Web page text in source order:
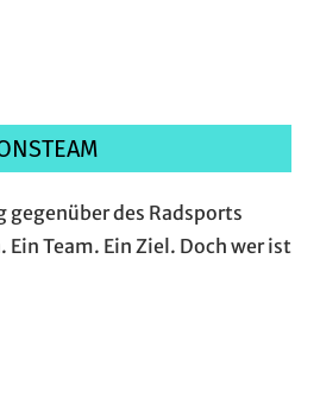
gegenüber des Radsports
Ein Team. Ein Ziel. Doch wer ist